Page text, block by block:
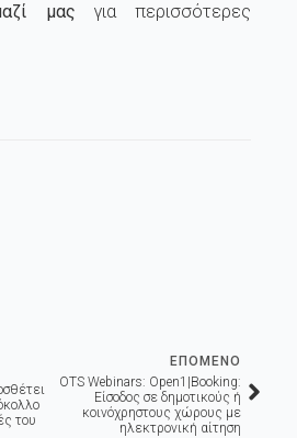
μας για περισσότερες
του
ΕΠΟΜΕΝΟ
OTS Webinars: Οpen1|Booking:
Είσοδος σε δημοτικούς ή
κοινόχρηστους χώρους με
ηλεκτρονική αίτηση